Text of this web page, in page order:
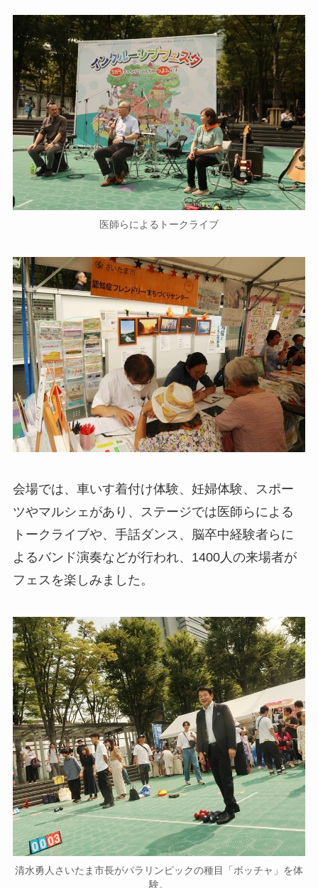
医師らによるトークライブ
会場では、車いす着付け体験、妊婦体験、スポー
ツやマルシェがあり、ステージでは医師らによる
トークライブや、手話ダンス、脳卒中経験者らに
よるバンド演奏などが行われ、1400人の来場者が
フェスを楽しみました。
清水勇人さいたま市長がパラリンピックの種目「ボッチャ」を体
験。